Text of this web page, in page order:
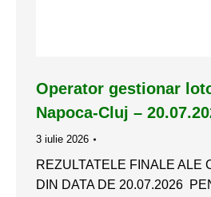
Operator gestionar
Napoca-Cluj –
3 iulie 2026
REZULTATELE FINALE ALE
DIN DATA DE 20.07.2026